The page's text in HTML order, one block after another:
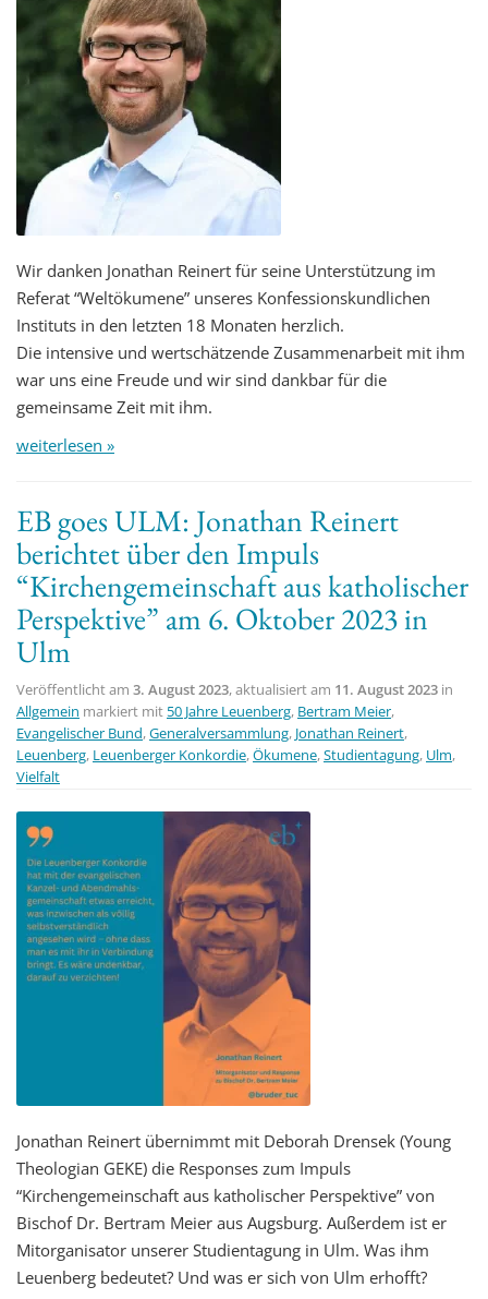
Wir danken Jonathan Reinert für seine Unterstützung im
Referat “Weltökumene” unseres Konfessionskundlichen
Instituts in den letzten 18 Monaten herzlich.
Die intensive und wertschätzende Zusammenarbeit mit ihm
war uns eine Freude und wir sind dankbar für die
gemeinsame Zeit mit ihm.
weiterlesen »
EB goes ULM: Jonathan Reinert
berichtet über den Impuls
“Kirchengemeinschaft aus katholischer
Perspektive” am 6. Oktober 2023 in
Ulm
Veröffentlicht am 3. August 2023, aktualisiert am 11. August 2023 in
Allgemein markiert mit 50 Jahre Leuenberg, Bertram Meier,
Evangelischer Bund,Generalversammlung, Jonathan Reinert,
Leuenberg, Leuenberger Konkordie,Ökumene,Studientagung, Ulm,
Vielfalt
Jonathan Reinert übernimmt mit Deborah Drensek (Young
Theologian GEKE) die Responses zum Impuls
“Kirchengemeinschaft aus katholischer Perspektive” von
Bischof Dr. Bertram Meier aus Augsburg. Außerdem ist er
Mitorganisator unserer Studientagung in Ulm. Was ihm
Leuenberg bedeutet? Und was er sich von Ulm erhofft?